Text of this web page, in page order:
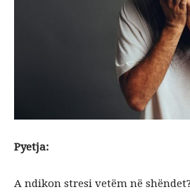
Pyetja:
A ndikon stresi vetëm në shëndet?